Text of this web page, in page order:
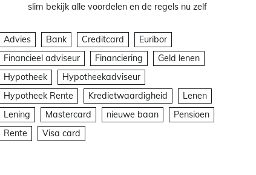
slim bekijk alle voordelen en de regels nu zelf
Advies Bank Creditcard
Euribor
Financieel adviseur
Financiering
Geld lenen
Hypotheek
Hypotheekadviseur
Hypotheek Rente
Kredietwaardigheid
Lenen
Lening
Mastercard nieuwe baan
Pensioen
Rente
Visa card